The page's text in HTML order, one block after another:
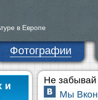
в Европе
Фотографии
и
Не забывай
Мы